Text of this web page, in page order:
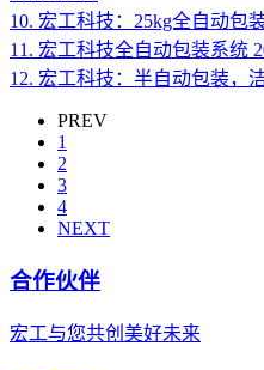
10. 宏工科技：25kg全自动包
11. 宏工科技全自动包装系统
12. 宏工科技：半自动包装，
PREV
1
2
3
4
NEXT
合作伙伴
宏工与您共创美好未来